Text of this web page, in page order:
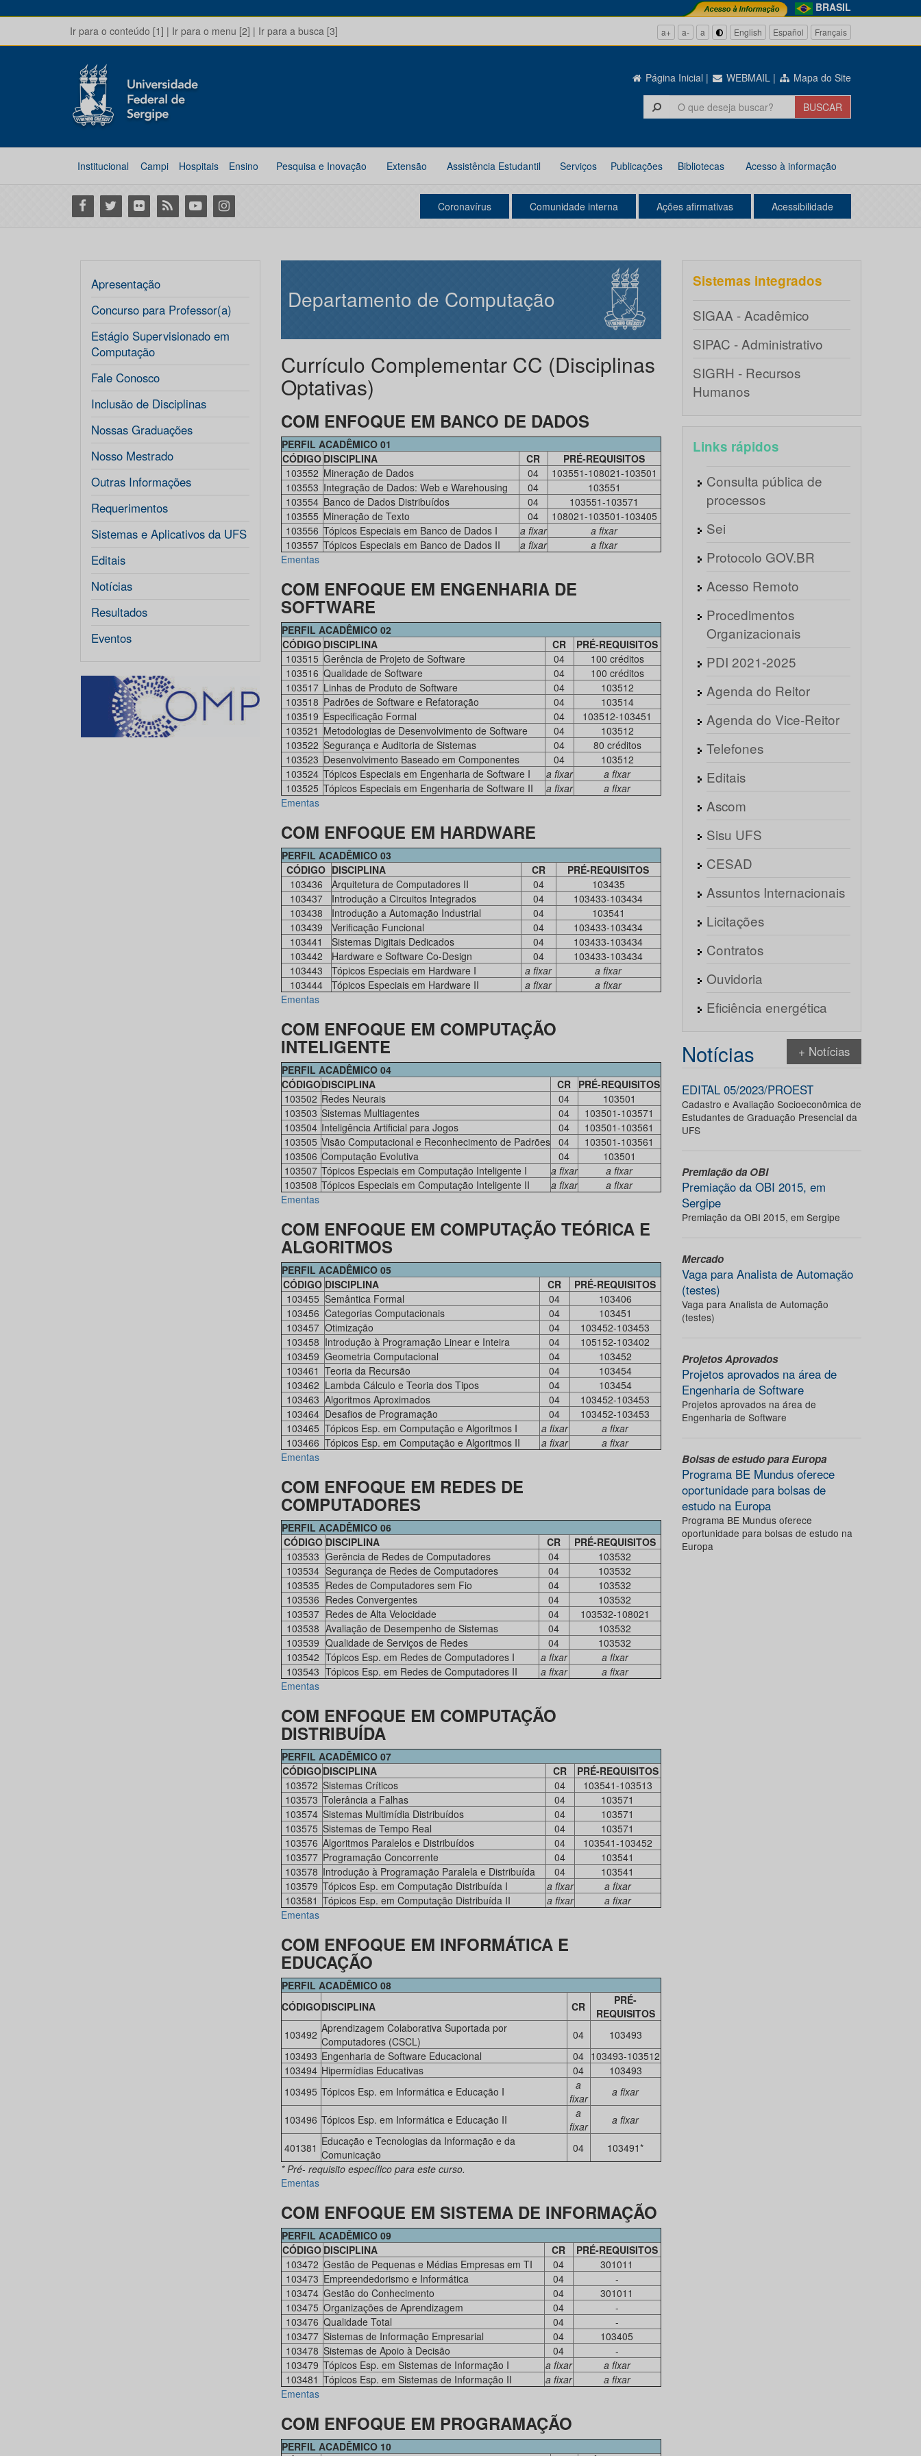
BRASIL
Ir para o conteúdo [1] | Ir para o menu [2] | Ir para a busca [3] a+ a- a English Español Français
Página Inicial | WEBMAIL | Mapa do Site
Institucional Campi Hospitais Ensino Pesquisa e Inovação Extensão Assistência Estudantil Serviços Publicações Bibliotecas Acesso à informação
Facebook
Twitter Flickr RSS YoutubeInstagram Coronavírus Comunidade interna Ações afirmativas Acessibilidade
Apresentação
Concurso para Professor(a)
Estágio Supervisionado em
Computação
Fale Conosco
Inclusão de Disciplinas
Nossas Graduações
Nosso Mestrado
Outras Informações
Requerimentos
Sistemas e Aplicativos da UFS
Editais
Notícias
Resultados
Eventos
Departamento de Computação
Currículo Complementar CC (Disciplinas
Optativas)
COM ENFOQUE EM BANCO DE DADOS
PERFIL ACADÊMICO 01
CÓDIGO DISCIPLINA CR
PRÉ-REQUISITOS
103552 Mineração de Dados 04
103551-108021-103501
103553 Integração de Dados: Web e Warehousing 04
103551
103554 Banco de Dados Distribuídos 04
103551-103571
103555 Mineração de Texto 04
108021-103501-103405
103556 Tópicos Especiais em Banco de Dados I a fixar
a fixar
103557 Tópicos Especiais em Banco de Dados II a fixar
a fixar
Ementas
COM ENFOQUE EM ENGENHARIA DE
SOFTWARE
PERFIL ACADÊMICO 02
CÓDIGO DISCIPLINA CR
PRÉ-REQUISITOS
103515 Gerência de Projeto de Software 04
100 créditos
103516 Qualidade de Software 04
100 créditos
103517 Linhas de Produto de Software 04
103512
103518 Padrões de Software e Refatoração 04
103514
103519 Especificação Formal 04
103512-103451
103521 Metodologias de Desenvolvimento de Software 04
103512
103522 Segurança e Auditoria de Sistemas 04
80 créditos
103523 Desenvolvimento Baseado em Componentes 04
103512
103524 Tópicos Especiais em Engenharia de Software I a fixar
a fixar
103525 Tópicos Especiais em Engenharia de Software II a fixar
a fixar
Ementas
COM ENFOQUE EM HARDWARE
PERFIL ACADÊMICO 03
CÓDIGO DISCIPLINA CR
PRÉ-REQUISITOS
103436
Arquitetura de Computadores II 04
103435
103437
Introdução a Circuitos Integrados 04
103433-103434
103438
Introdução a Automação Industrial 04
103541
103439
Verificação Funcional 04
103433-103434
103441
Sistemas Digitais Dedicados 04
103433-103434
103442
Hardware e Software Co-Design 04
103433-103434
103443
Tópicos Especiais em Hardware I a fixar
a fixar
103444
Tópicos Especiais em Hardware II a fixar
a fixar
Ementas
COM ENFOQUE EM COMPUTAÇÃO
INTELIGENTE
PERFIL ACADÊMICO 04
CÓDIGODISCIPLINA CR PRÉ-REQUISITOS
103502 Redes Neurais 04
103501
103503 Sistemas Multiagentes 04
103501-103571
103504 Inteligência Artificial para Jogos 04
103501-103561
103505 Visão Computacional e Reconhecimento de Padrões 04
103501-103561
103506 Computação Evolutiva 04
103501
103507 Tópicos Especiais em Computação Inteligente I a fixar
a fixar
103508 Tópicos Especiais em Computação Inteligente II a fixar
a fixar
Ementas
COM ENFOQUE EM COMPUTAÇÃO TEÓRICA E
ALGORITMOS
PERFIL ACADÊMICO 05
CÓDIGO DISCIPLINA CR
PRÉ-REQUISITOS
103455 Semântica Formal 04
103406
103456 Categorias Computacionais 04
103451
103457 Otimização 04
103452-103453
103458 Introdução à Programação Linear e Inteira 04
105152-103402
103459 Geometria Computacional 04
103452
103461 Teoria da Recursão 04
103454
103462 Lambda Cálculo e Teoria dos Tipos 04
103454
103463 Algoritmos Aproximados 04
103452-103453
103464 Desafios de Programação 04
103452-103453
103465 Tópicos Esp. em Computação e Algoritmos I a fixar
a fixar
103466 Tópicos Esp. em Computação e Algoritmos II a fixar
a fixar
Ementas
COM ENFOQUE EM REDES DE
COMPUTADORES
PERFIL ACADÊMICO 06
CÓDIGO DISCIPLINA CR
PRÉ-REQUISITOS
103533 Gerência de Redes de Computadores 04
103532
103534 Segurança de Redes de Computadores 04
103532
103535 Redes de Computadores sem Fio 04
103532
103536 Redes Convergentes 04
103532
103537 Redes de Alta Velocidade 04
103532-108021
103538 Avaliação de Desempenho de Sistemas 04
103532
103539 Qualidade de Serviços de Redes 04
103532
103542 Tópicos Esp. em Redes de Computadores I a fixar
a fixar
103543 Tópicos Esp. em Redes de Computadores II a fixar
a fixar
Ementas
COM ENFOQUE EM COMPUTAÇÃO
DISTRIBUÍDA
PERFIL ACADÊMICO 07
CÓDIGODISCIPLINA CR
PRÉ-REQUISITOS
103572 Sistemas Críticos 04
103541-103513
103573 Tolerância a Falhas 04
103571
103574 Sistemas Multimídia Distribuídos 04
103571
103575 Sistemas de Tempo Real 04
103571
103576 Algoritmos Paralelos e Distribuídos 04
103541-103452
103577 Programação Concorrente 04
103541
103578 Introdução à Programação Paralela e Distribuída 04
103541
103579 Tópicos Esp. em Computação Distribuída I a fixar
a fixar
103581 Tópicos Esp. em Computação Distribuída II a fixar
a fixar
Ementas
COM ENFOQUE EM INFORMÁTICA E
EDUCAÇÃO
PERFIL ACADÊMICO 08
CÓDIGODISCIPLINA CR
PRÉ-
REQUISITOS
103492 Aprendizagem Colaborativa Suportada por
Computadores (CSCL)
04
103493
103493 Engenharia de Software Educacional 04 103493-103512
103494 Hipermídias Educativas 04
103493
103495 Tópicos Esp. em Informática e Educação I
a
fixar
a fixar
103496 Tópicos Esp. em Informática e Educação II
a
fixar
a fixar
401381 Educação e Tecnologias da Informação e da
Comunicação
04
103491*
* Pré- requisito específico para este curso.
Ementas
COM ENFOQUE EM SISTEMA DE INFORMAÇÃO
PERFIL ACADÊMICO 09
CÓDIGO DISCIPLINA CR
PRÉ-REQUISITOS
103472 Gestão de Pequenas e Médias Empresas em TI 04
301011
103473 Empreendedorismo e Informática 04
-
103474 Gestão do Conhecimento 04
301011
103475 Organizações de Aprendizagem 04
-
103476 Qualidade Total 04
-
103477 Sistemas de Informação Empresarial 04
103405
103478 Sistemas de Apoio à Decisão 04
-
103479 Tópicos Esp. em Sistemas de Informação I a fixar
a fixar
103481 Tópicos Esp. em Sistemas de Informação II a fixar
a fixar
Ementas
COM ENFOQUE EM PROGRAMAÇÃO
PERFIL ACADÊMICO 10
Sistemas integrados
SIGAA - Acadêmico
SIPAC - Administrativo
SIGRH - Recursos
Humanos
Links rápidos
Consulta pública de
processos
Sei
Protocolo GOV.BR
Acesso Remoto
Procedimentos
Organizacionais
PDI 2021-2025
Agenda do Reitor
Agenda do Vice-Reitor
Telefones
Editais
Ascom
Sisu UFS
CESAD
Assuntos Internacionais
Licitações
Contratos
Ouvidoria
Eficiência energética
Notícias + Notícias
EDITAL 05/2023/PROEST
Cadastro e Avaliação Socioeconômica de
Estudantes de Graduação Presencial da
UFS
Premiação da OBI
Premiação da OBI 2015, em
Sergipe
Premiação da OBI 2015, em Sergipe
Mercado
Vaga para Analista de Automação
(testes)
Vaga para Analista de Automação
(testes)
Projetos Aprovados
Projetos aprovados na área de
Engenharia de Software
Projetos aprovados na área de
Engenharia de Software
Bolsas de estudo para Europa
Programa BE Mundus oferece
oportunidade para bolsas de
estudo na Europa
Programa BE Mundus oferece
oportunidade para bolsas de estudo na
Europa